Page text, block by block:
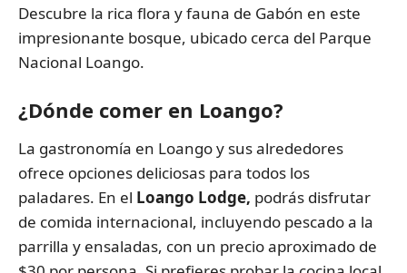
Descubre la rica flora y fauna de Gabón en este
impresionante bosque, ubicado cerca del Parque
Nacional Loango.
¿Dónde comer en Loango?
La gastronomía en Loango y sus alrededores
ofrece opciones deliciosas para todos los
paladares. En el Loango Lodge, podrás disfrutar
de comida internacional, incluyendo pescado a la
parrilla y ensaladas, con un precio aproximado de